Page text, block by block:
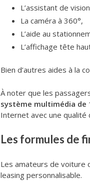
L’assistant de
La caméra à 360°,
L’aide au
L’affichage tête
Bien d’autres aides à la
À noter que les
système multimédia de
Internet avec une qualité
Les formules de
Les amateurs de voiture
leasing personnalisable.